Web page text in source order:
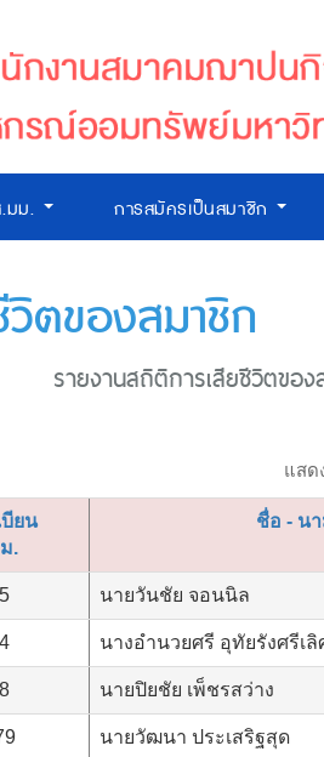
มม. การสมัครเป็นสมาชิก
ตของสมาชิก
รายงานสถิติการเสียชีวิตข
แสด
บียน
.
ชื่อ - น
นายวันชัย จอนนิล
นางอำนวยศรี อุทัยรังศรีเลิ
นายปิยชัย เพ็ชรสว่าง
นายวัฒนา ประเสริฐสุด